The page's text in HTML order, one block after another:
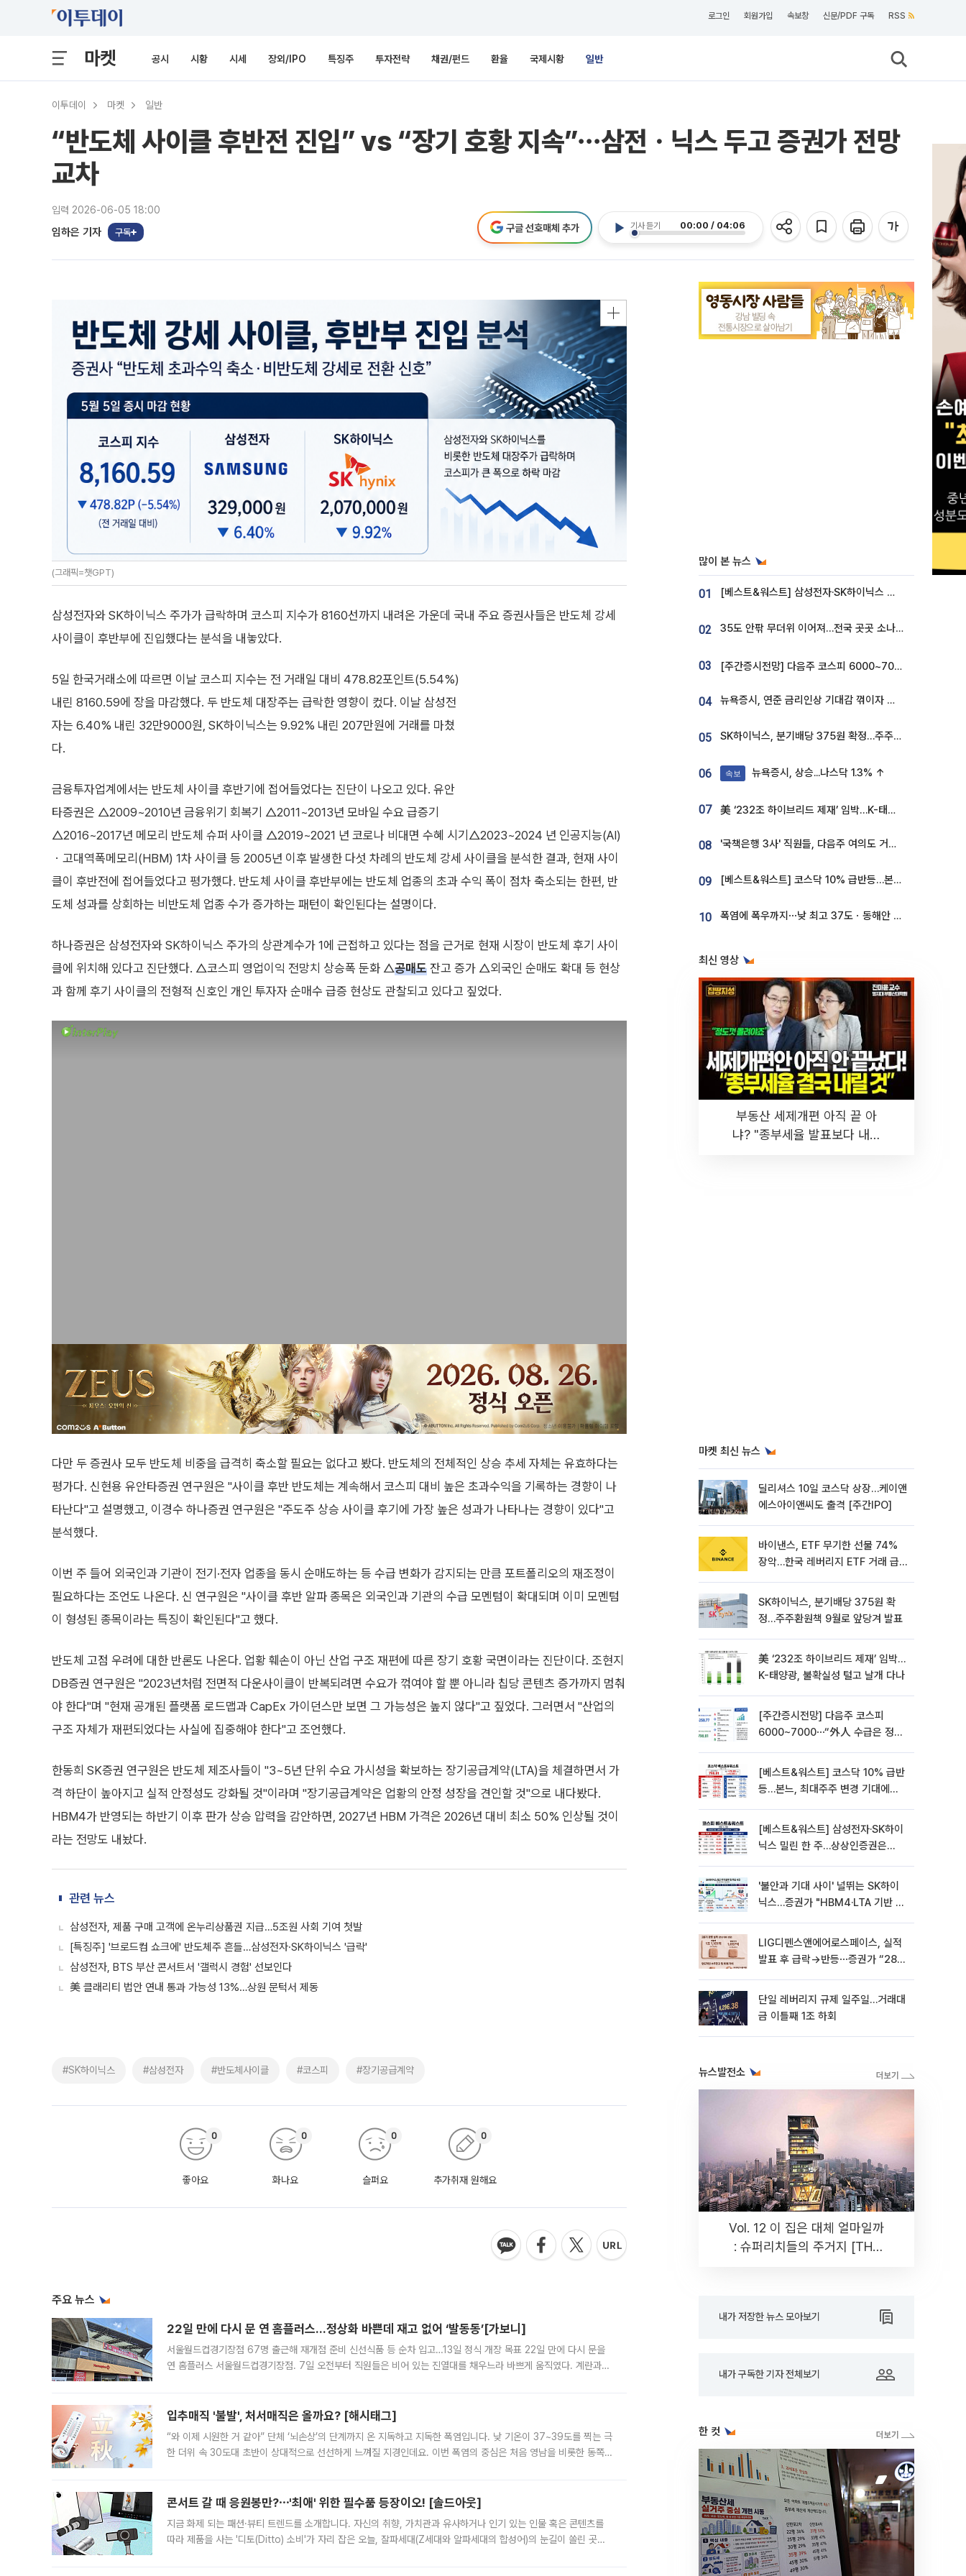
로그인 회원가입 속보창 신문/PDF 구독 RSS
마켓 공시 시황 시세 장외/IPO 특징주 투자전략 채권/펀드 환율 국제시황 일반
이투데이 마켓 일반
“반도체 사이클 후반전 진입” vs “장기 호황 지속”⋯삼전ㆍ닉스 두고 증권가 전망
교차
입력 2026-06-05 18:00
임하은 기자 구독
기사 듣기 00:00 / 04:06
구글 선호매체 추가
(그래픽=챗GPT)
삼성전자와 SK하이닉스 주가가 급락하며 코스피 지수가 8160선까지 내려온 가운데 국내 주요 증권사들은 반도체 강세
사이클이 후반부에 진입했다는 분석을 내놓았다.
5일 한국거래소에 따르면 이날 코스피 지수는 전 거래일 대비 478.82포인트(5.54%)
내린 8160.59에 장을 마감했다. 두 반도체 대장주는 급락한 영향이 컸다. 이날 삼성전
자는 6.40% 내린 32만9000원, SK하이닉스는 9.92% 내린 207만원에 거래를 마쳤
다.
금융투자업계에서는 반도체 사이클 후반기에 접어들었다는 진단이 나오고 있다. 유안
타증권은 △2009~2010년 금융위기 회복기 △2011~2013년 모바일 수요 급증기
△2016~2017년 메모리 반도체 슈퍼 사이클 △2019~2021 년 코로나 비대면 수혜 시기△2023~2024 년 인공지능(AI)
ㆍ고대역폭메모리(HBM) 1차 사이클 등 2005년 이후 발생한 다섯 차례의 반도체 강세 사이클을 분석한 결과, 현재 사이
클이 후반전에 접어들었다고 평가했다. 반도체 사이클 후반부에는 반도체 업종의 초과 수익 폭이 점차 축소되는 한편, 반
도체 성과를 상회하는 비반도체 업종 수가 증가하는 패턴이 확인된다는 설명이다.
하나증권은 삼성전자와 SK하이닉스 주가의 상관계수가 1에 근접하고 있다는 점을 근거로 현재 시장이 반도체 후기 사이
클에 위치해 있다고 진단했다. △코스피 영업이익 전망치 상승폭 둔화 △공매도 잔고 증가 △외국인 순매도 확대 등 현상
과 함께 후기 사이클의 전형적 신호인 개인 투자자 순매수 급증 현상도 관찰되고 있다고 짚었다.
다만 두 증권사 모두 반도체 비중을 급격히 축소할 필요는 없다고 봤다. 반도체의 전체적인 상승 추세 자체는 유효하다는
평가다. 신현용 유안타증권 연구원은 "사이클 후반 반도체는 계속해서 코스피 대비 높은 초과수익을 기록하는 경향이 나
타난다"고 설명했고, 이경수 하나증권 연구원은 "주도주 상승 사이클 후기에 가장 높은 성과가 나타나는 경향이 있다"고
분석했다.
이번 주 들어 외국인과 기관이 전기·전자 업종을 동시 순매도하는 등 수급 변화가 감지되는 만큼 포트폴리오의 재조정이
필요하다는 조언도 나온다. 신 연구원은 "사이클 후반 알파 종목은 외국인과 기관의 수급 모멘텀이 확대되며 이미 모멘텀
이 형성된 종목이라는 특징이 확인된다"고 했다.
반도체 고점 우려에 대한 반론도 나온다. 업황 훼손이 아닌 산업 구조 재편에 따른 장기 호황 국면이라는 진단이다. 조현지
DB증권 연구원은 "2023년처럼 전면적 다운사이클이 반복되려면 수요가 꺾여야 할 뿐 아니라 칩당 콘텐츠 증가까지 멈춰
야 한다"며 "현재 공개된 플랫폼 로드맵과 CapEx 가이던스만 보면 그 가능성은 높지 않다"고 짚었다. 그러면서 "산업의
구조 자체가 재편되었다는 사실에 집중해야 한다"고 조언했다.
한동희 SK증권 연구원은 반도체 제조사들이 "3~5년 단위 수요 가시성을 확보하는 장기공급계약(LTA)을 체결하면서 가
격 하단이 높아지고 실적 안정성도 강화될 것"이라며 "장기공급계약은 업황의 안정 성장을 견인할 것"으로 내다봤다.
HBM4가 반영되는 하반기 이후 판가 상승 압력을 감안하면, 2027년 HBM 가격은 2026년 대비 최소 50% 인상될 것이
라는 전망도 내놨다.
관련 뉴스
삼성전자, 제품 구매 고객에 온누리상품권 지급…5조원 사회 기여 첫발
[특징주] '브로드컴 쇼크에' 반도체주 흔들…삼성전자·SK하이닉스 '급락'
삼성전자, BTS 부산 콘서트서 '갤럭시 경험' 선보인다
美 클래리티 법안 연내 통과 가능성 13%…상원 문턱서 제동
#SK하이닉스 #삼성전자 #반도체사이클 #코스피 #장기공급계약
좋아요
0
화나요
0
슬퍼요
0
추가취재 원해요
0
주요 뉴스
22일 만에 다시 문 연 홈플러스…정상화 바쁜데 재고 없어 ‘발동동’[가보니]
서울월드컵경기장점 67명 출근해 재개점 준비 신선식품 등 순차 입고…13일 정식 개장 목표 22일 만에 다시 문을
연 홈플러스 서울월드컵경기장점. 7일 오전부터 직원들은 비어 있는 진열대를 채우느라 바쁘게 움직였다. 계란과
입추매직 '불발', 처서매직은 올까요? [해시태그]
“와 이제 시원한 거 같아” 단체 ‘뇌손상’의 단계까지 온 지독하고 지독한 폭염입니다. 낮 기온이 37~39도를 찍는 극
한 더위 속 30도대 초반이 상대적으로 선선하게 느껴질 지경인데요. 이번 폭염의 중심은 처음 영남을 비롯한 동쪽
콘서트 갈 때 응원봉만?⋯'최애' 위한 필수품 등장이오! [솔드아웃]
지금 화제 되는 패션·뷰티 트렌드를 소개합니다. 자신의 취향, 가치관과 유사하거나 인기 있는 인물 혹은 콘텐츠를
따라 제품을 사는 '디토(Ditto) 소비'가 자리 잡은 오늘, 잘파세대(Z세대와 알파세대의 합성어)의 눈길이 쏠린 곳은
많이 본 뉴스
01 [베스트&워스트] 삼성전자·SK하이닉스 밀린 한 주…상상인증권은 85% 급등
02 35도 안팎 무더위 이어져…전국 곳곳 소나기 [오늘 날씨]
03 [주간증시전망] 다음주 코스피 6000~7000⋯“外人 수급은 정책이 변수”
04 뉴욕증시, 연준 금리인상 기대감 꺾이자 상승...S&P500 사상 최고치 [종합]
05 SK하이닉스, 분기배당 375원 확정…주주환원책 9월로 앞당겨 발표
06 속보 뉴욕증시, 상승...나스닥 1.3% ↑
07 美 ‘232조 하이브리드 제재’ 임박…K-태양광, 불확실성 털고 날개 다나
08 '국책은행 3사' 직원들, 다음주 여의도 거리 나서는 까닭은
09 [베스트&워스트] 코스닥 10% 급반등…본느, 최대주주 변경 기대에 270% 폭등
10 폭염에 폭우까지⋯낮 최고 37도ㆍ동해안 강한 비 [날씨]
최신 영상
부동산 세제개편 아직 끝 아
냐? "종부세율 발표보다 내릴
마켓 최신 뉴스
딜리셔스 10일 코스닥 상장…케이앤
에스아이앤씨도 출격 [주간IPO]
바이낸스, ETF 무기한 선물 74%
장악…한국 레버리지 ETF 거래 급
SK하이닉스, 분기배당 375원 확
정…주주환원책 9월로 앞당겨 발표
美 ‘232조 하이브리드 제재’ 임박…
K-태양광, 불확실성 털고 날개 다나
[주간증시전망] 다음주 코스피
6000~7000⋯“外人 수급은 정책
[베스트&워스트] 코스닥 10% 급반
등…본느, 최대주주 변경 기대에
[베스트&워스트] 삼성전자·SK하이
닉스 밀린 한 주…상상인증권은
'불안과 기대 사이' 널뛰는 SK하이
닉스…증권가 "HBM4·LTA 기반 펀
LIG디펜스앤에어로스페이스, 실적
발표 후 급락→반등⋯증권가 “28년
단일 레버리지 규제 일주일…거래대
금 이틀째 1조 하회
뉴스발전소
Vol. 12 이 집은 대체 얼마일까
: 슈퍼리치들의 주거지 [THE
내가 저장한 뉴스 모아보기
내가 구독한 기자 전체보기
한 컷